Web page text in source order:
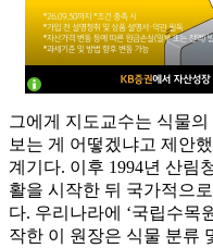
그에게 지도교수는 식물의
보는 게 어떻겠냐고 제안
계기다. 이후 1994년 산림
활을 시작한 뒤 국가적으
다. 우리나라에 ‘국립수목
작한 이 원장은 식물 분류